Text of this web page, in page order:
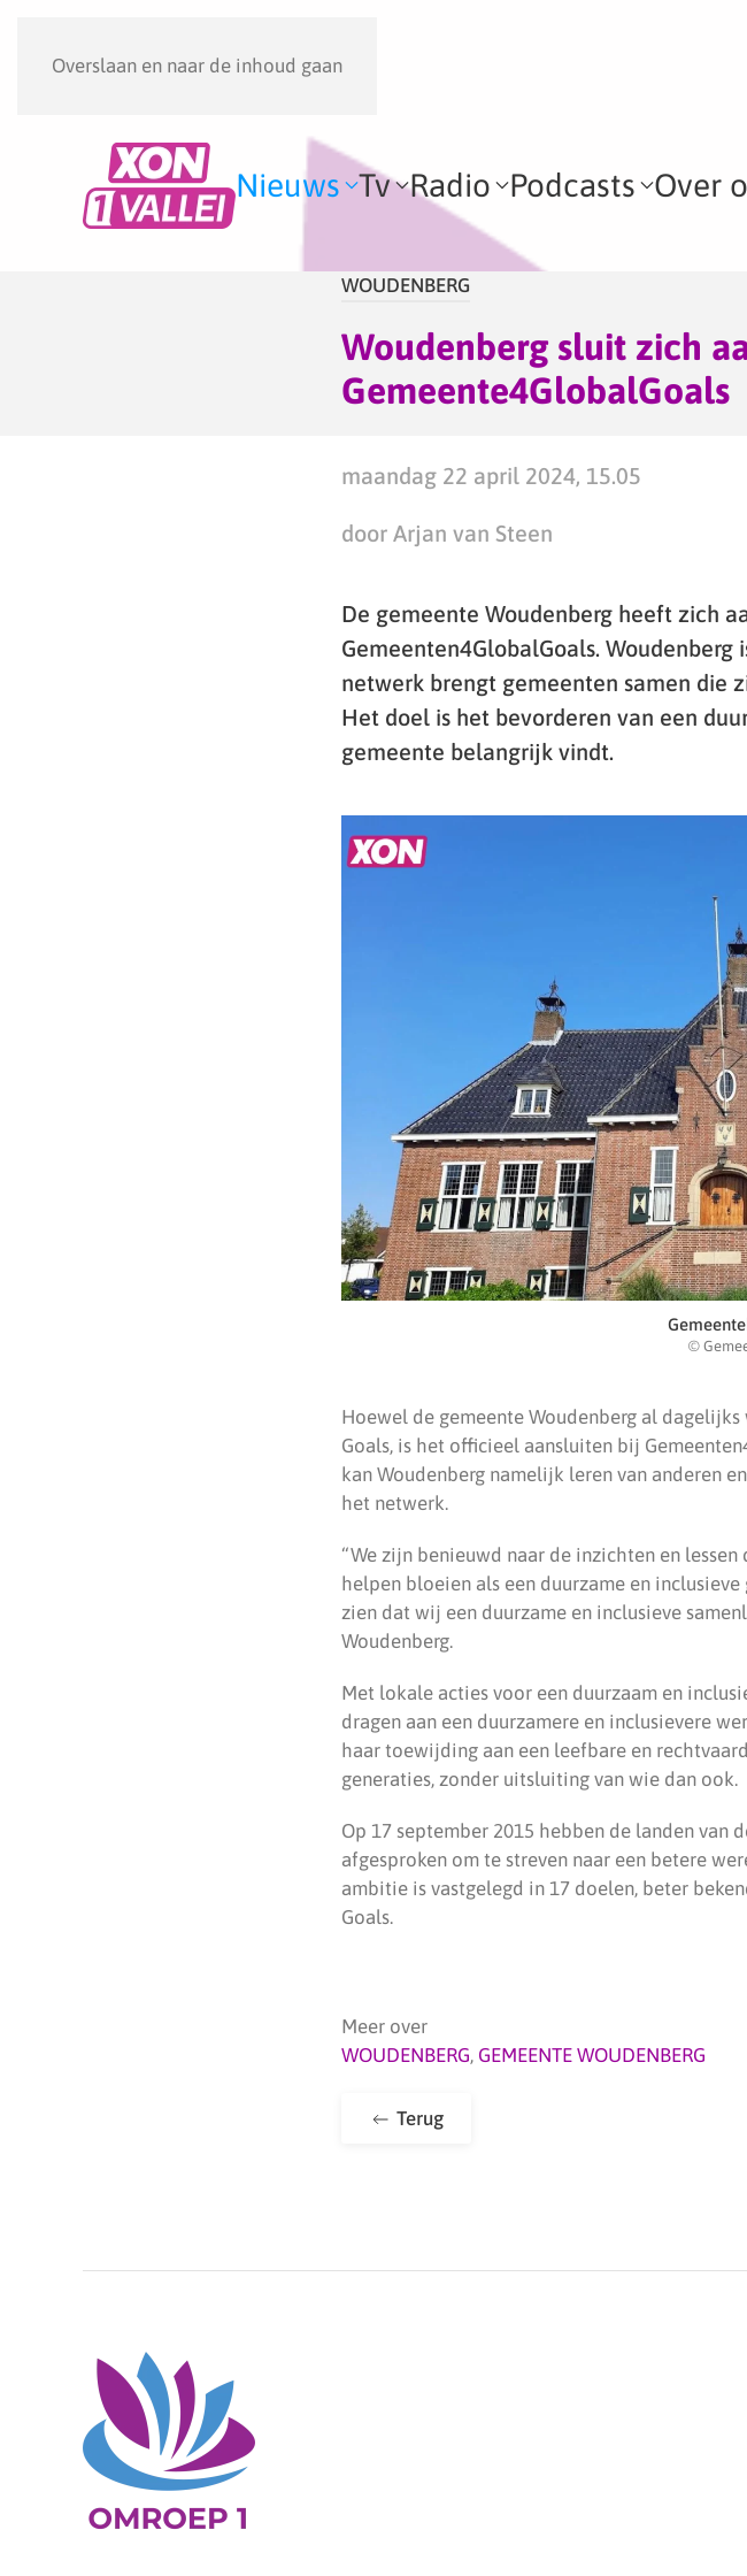
Overslaan en naar de inhoud gaan
Nieuws Tv Radio Podcasts Over
WOUDENBERG
Woudenberg sluit zich
Gemeente4GlobalGoals
maandag 22 april 2024, 15.05
door Arjan van Steen
De gemeente Woudenberg heeft zich
Gemeenten4GlobalGoals.
netwerk brengt gemeenten samen die
Het doel is het bevorderen van een
gemeente belangrijk vindt.
©
Hoewel de gemeente Woudenberg al
Goals, is het officieel aansluiten bij
kan Woudenberg namelijk leren van anderen
het netwerk.
“We zijn benieuwd naar de inzichten en
helpen bloeien als een duurzame en
zien dat wij een duurzame en inclusieve
Woudenberg.
Met lokale acties voor een duurzaam en
dragen aan een duurzamere en inclusievere
haar toewijding aan een leefbare en
generaties, zonder uitsluiting van wie dan ook.
Op 17 september 2015 hebben de landen van
afgesproken om te streven naar een betere
ambitie is vastgelegd in 17 doelen, beter
Goals.
Meer over
WOUDENBERG, GEMEENTE WOUDENBERG
Terug